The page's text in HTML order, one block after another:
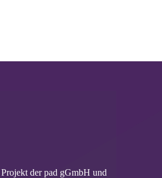
der pad gGmbH und